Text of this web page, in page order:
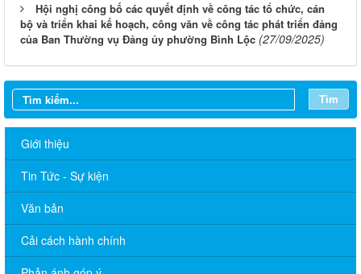
Hội nghị công bố các quyết định về công tác tổ chức, cán
bộ và triển khai kế hoạch, công văn về công tác phát triển đảng
của Ban Thường vụ Đảng ủy phường Bình Lộc (27/09/2025)
Tìm
Giới thiệu
Tin Tức - Sự kiện
Văn bản
Cải cách hành chính